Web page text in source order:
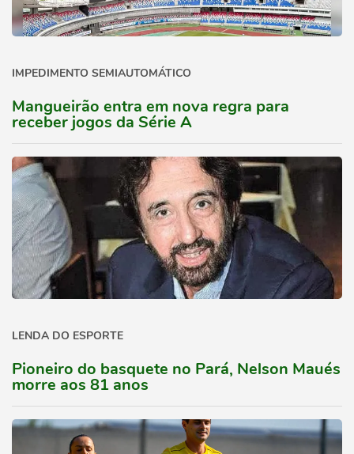
IMPEDIMENTO SEMIAUTOMÁTICO
Mangueirão entra em nova regra para
receber jogos da Série A
LENDA DO ESPORTE
Pioneiro do basquete no Pará, Nelson Maués
morre aos 81 anos